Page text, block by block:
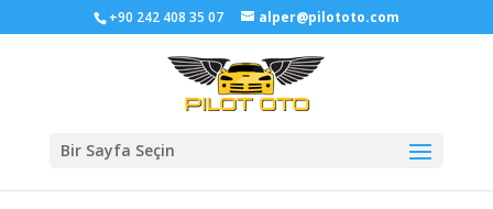
+90 242 408 35 07 alper@pilototo.com
Bir Sayfa Seçin